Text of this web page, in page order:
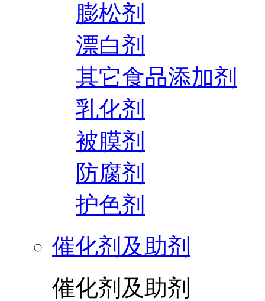
膨松剂
漂白剂
其它食品添加剂
乳化剂
被膜剂
防腐剂
护色剂
催化剂及助剂
催化剂及助剂